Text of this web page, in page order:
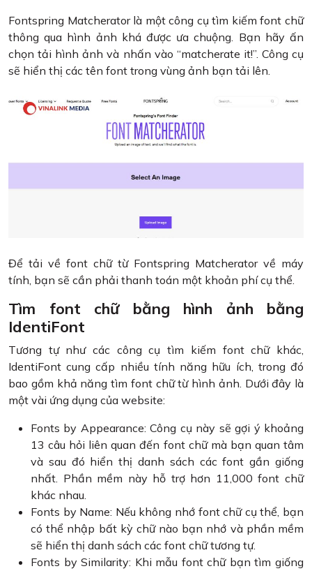
Fontspring Matcherator là một công cụ tìm kiếm font chữ
thông qua hình ảnh khá được ưa chuộng. Bạn hãy ấn
chọn tải hình ảnh và nhấn vào “matcherate it!”. Công cụ
sẽ hiển thị các tên font trong vùng ảnh bạn tải lên.
Để tải về font chữ từ Fontspring Matcherator về máy
tính, bạn sẽ cần phải thanh toán một khoản phí cụ thể.
Tìm font chữ bằng hình ảnh bằng
IdentiFont
Tương tự như các công cụ tìm kiếm font chữ khác,
IdentiFont cung cấp nhiều tính năng hữu ích, trong đó
bao gồm khả năng tìm font chữ từ hình ảnh. Dưới đây là
một vài ứng dụng của website:
Fonts by Appearance: Công cụ này sẽ gợi ý khoảng
13 câu hỏi liên quan đến font chữ mà bạn quan tâm
và sau đó hiển thị danh sách các font gần giống
nhất. Phần mềm này hỗ trợ hơn 11,000 font chữ
khác nhau.
Fonts by Name: Nếu không nhớ font chữ cụ thể, bạn
có thể nhập bất kỳ chữ nào bạn nhớ và phần mềm
sẽ hiển thị danh sách các font chữ tương tự.
Fonts by Similarity: Khi mẫu font chữ bạn tìm giống